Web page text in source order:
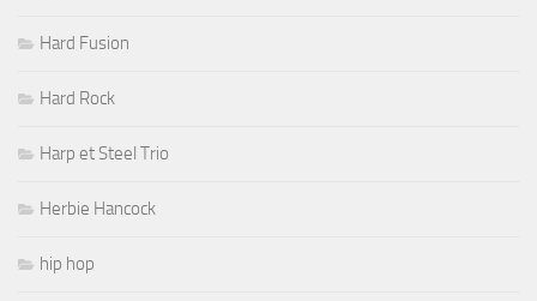
Hard Fusion
Hard Rock
Harp et Steel Trio
Herbie Hancock
hip hop